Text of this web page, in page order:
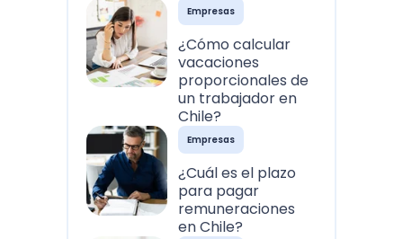
Empresas
¿Cómo calcular
vacaciones
proporcionales de
un trabajador en
Chile?
Empresas
¿Cuál es el plazo
para pagar
remuneraciones
en Chile?